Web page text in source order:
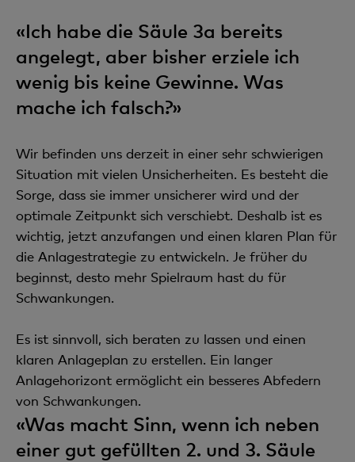
«Ich habe die Säule 3a bereits
angelegt, aber bisher erziele ich
wenig bis keine Gewinne. Was
mache ich falsch?»
Wir befinden uns derzeit in einer sehr schwierigen
Situation mit vielen Unsicherheiten. Es besteht die
Sorge, dass sie immer unsicherer wird und der
optimale Zeitpunkt sich verschiebt. Deshalb ist es
wichtig, jetzt anzufangen und einen klaren Plan für
die Anlagestrategie zu entwickeln. Je früher du
beginnst, desto mehr Spielraum hast du für
Schwankungen.
Es ist sinnvoll, sich beraten zu lassen und einen
klaren Anlageplan zu erstellen. Ein langer
Anlagehorizont ermöglicht ein besseres Abfedern
von Schwankungen.
«Was macht Sinn, wenn ich neben
einer gut gefüllten 2. und 3. Säule